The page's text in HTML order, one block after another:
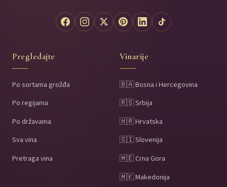
Pregledajte
Po sortama grožđa
Po regijama
Po državama
Sva vina
Pretraga vina
Vinarije
🇧🇦 Bosna i Hercegovina
🇷🇸 Srbija
🇭🇷 Hrvatska
🇸🇮 Slovenija
🇲🇪 Crna Gora
🇲🇰 Makedonija